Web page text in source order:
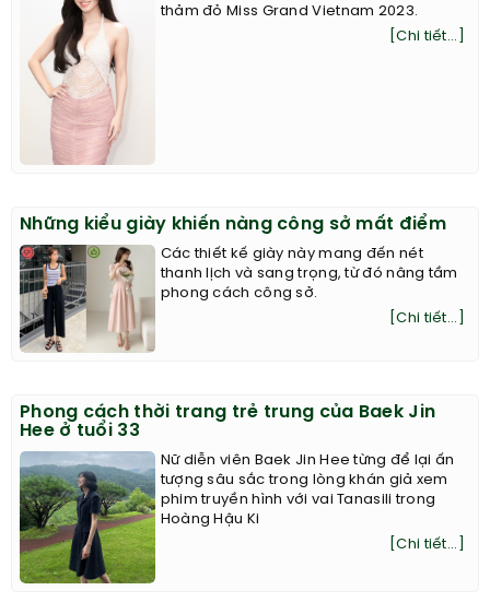
thảm đỏ Miss Grand Vietnam 2023.
[Chi tiết...]
Những kiểu giày khiến nàng công sở mất điểm
Các thiết kế giày này mang đến nét
thanh lịch và sang trọng, từ đó nâng tầm
phong cách công sở.
[Chi tiết...]
Phong cách thời trang trẻ trung của Baek Jin
Hee ở tuổi 33
Nữ diễn viên Baek Jin Hee từng để lại ấn
tượng sâu sắc trong lòng khán giả xem
phim truyền hình với vai Tanasili trong
Hoàng Hậu Ki
[Chi tiết...]